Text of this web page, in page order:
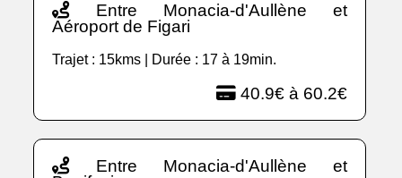
Entre Monacia-d'Aullène et
Aéroport de Figari
Trajet : 15kms | Durée : 17 à 19min.
40.9€ à 60.2€
Entre Monacia-d'Aullène et